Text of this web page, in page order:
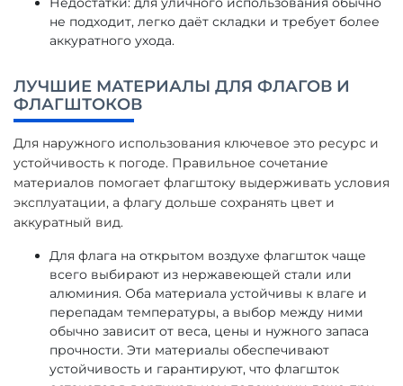
не подходит, легко даёт складки и требует более
аккуратного ухода.
ЛУЧШИЕ МАТЕРИАЛЫ ДЛЯ ФЛАГОВ И
ФЛАГШТОКОВ
Для наружного использования ключевое это ресурс и
устойчивость к погоде. Правильное сочетание
материалов помогает флагштоку выдерживать условия
эксплуатации, а флагу дольше сохранять цвет и
аккуратный вид.
Для флага на открытом воздухе флагшток чаще
всего выбирают из нержавеющей стали или
алюминия. Оба материала устойчивы к влаге и
перепадам температуры, а выбор между ними
обычно зависит от веса, цены и нужного запаса
прочности. Эти материалы обеспечивают
устойчивость и гарантируют, что флагшток